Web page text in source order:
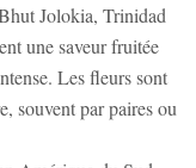
Jolokia, Trinidad
une saveur fruitée
Les fleurs sont
souvent par paires ou